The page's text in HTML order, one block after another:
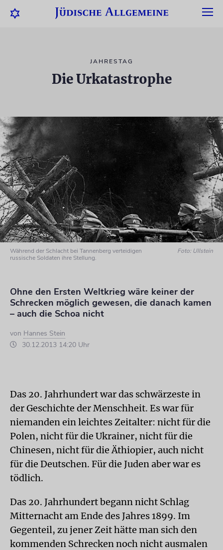
JAHRESTAG
Die Urkatastrophe
Während der Schlacht bei Tannenberg verteidigen
russische Soldaten ihre Stellung.
Foto: Ullstein
Ohne den Ersten Weltkrieg wäre keiner der
Schrecken möglich gewesen, die danach kamen
– auch die Schoa nicht
von Hannes Stein
30.12.2013 14:20 Uhr
Das 20. Jahrhundert war das schwärzeste in
der Geschichte der Menschheit. Es war für
niemanden ein leichtes Zeitalter: nicht für die
Polen, nicht für die Ukrainer, nicht für die
Chinesen, nicht für die Äthiopier, auch nicht
für die Deutschen. Für die Juden aber war es
tödlich.
Das 20. Jahrhundert begann nicht Schlag
Mitternacht am Ende des Jahres 1899. Im
Gegenteil, zu jener Zeit hätte man sich den
kommenden Schrecken noch nicht ausmalen